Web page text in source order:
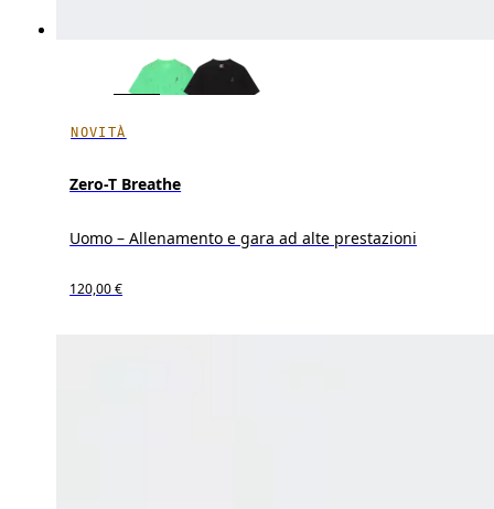
NOVITÀ
Zero-T Breathe
Uomo – Allenamento e gara ad alte prestazioni
120,00 €